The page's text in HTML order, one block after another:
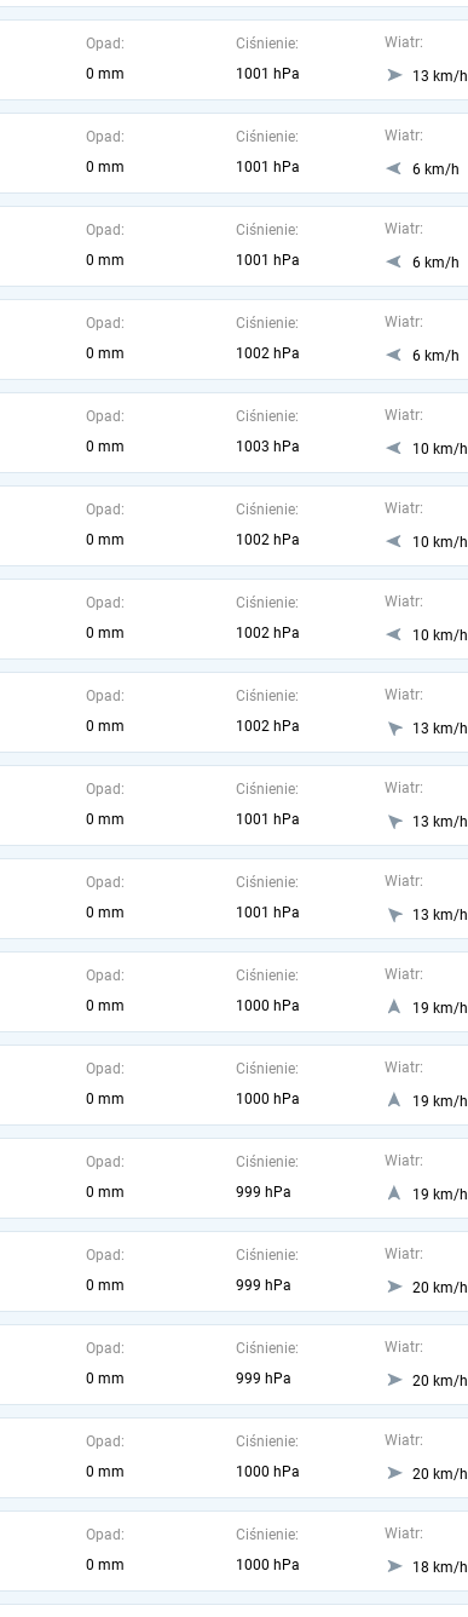
Opad:
0 mm
Ciśnienie:
1001 hPa
Wiatr:
13 km/h
Opad:
0 mm
Ciśnienie:
1001 hPa
Wiatr:
6 km/h
Opad:
0 mm
Ciśnienie:
1001 hPa
Wiatr:
6 km/h
Opad:
0 mm
Ciśnienie:
1002 hPa
Wiatr:
6 km/h
Opad:
0 mm
Ciśnienie:
1003 hPa
Wiatr:
10 km/h
Opad:
0 mm
Ciśnienie:
1002 hPa
Wiatr:
10 km/h
Opad:
0 mm
Ciśnienie:
1002 hPa
Wiatr:
10 km/h
Opad:
0 mm
Ciśnienie:
1002 hPa
Wiatr:
13 km/h
Opad:
0 mm
Ciśnienie:
1001 hPa
Wiatr:
13 km/h
Opad:
0 mm
Ciśnienie:
1001 hPa
Wiatr:
13 km/h
Opad:
0 mm
Ciśnienie:
1000 hPa
Wiatr:
19 km/h
Opad:
0 mm
Ciśnienie:
1000 hPa
Wiatr:
19 km/h
Opad:
0 mm
Ciśnienie:
999 hPa
Wiatr:
19 km/h
Opad:
0 mm
Ciśnienie:
999 hPa
Wiatr:
20 km/h
Opad:
0 mm
Ciśnienie:
999 hPa
Wiatr:
20 km/h
Opad:
0 mm
Ciśnienie:
1000 hPa
Wiatr:
20 km/h
Opad:
0 mm
Ciśnienie:
1000 hPa
Wiatr:
18 km/h